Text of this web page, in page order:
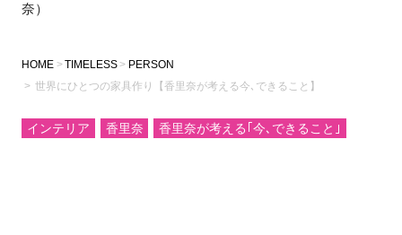
奈）
HOME TIMELESS
PERSON
世界にひとつの家具作り【香里奈が考える今､できること】
インテリア 香里奈 香里奈が考える｢今､できること｣